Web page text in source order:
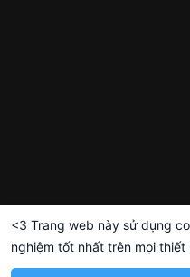
<3 Trang web này sử dụng
nghiệm tốt nhất trên mọi thiết
+0.31% Solana SOL